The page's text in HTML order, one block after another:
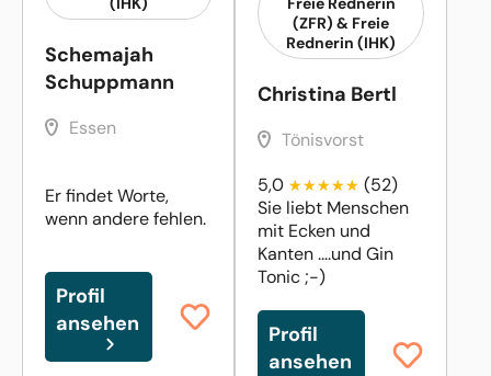
Schemajah
Schuppmann
Essen
Er findet Worte,
wenn andere fehlen.
Profil
ansehen
(ZFR) & Freie
Rednerin (IHK)
Christina Bertl
Tönisvorst
5,0
(52)
Sie liebt Menschen
mit Ecken und
Kanten ....und Gin
Tonic ;-)
Profil
ansehen